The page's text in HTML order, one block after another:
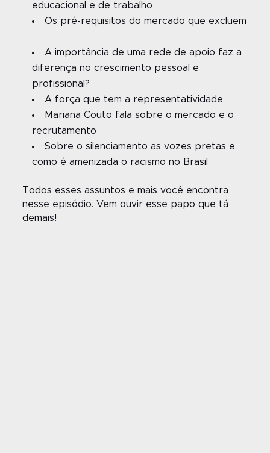
educacional e de trabalho
Os pré-requisitos do mercado que excluem
A importância de uma rede de apoio faz a
diferença no crescimento pessoal e
profissional?
A força que tem a representatividade
Mariana Couto fala sobre o mercado e o
recrutamento
Sobre o silenciamento as vozes pretas e
como é amenizada o racismo no Brasil
Todos esses assuntos e mais você encontra
nesse episódio. Vem ouvir esse papo que tá
demais!